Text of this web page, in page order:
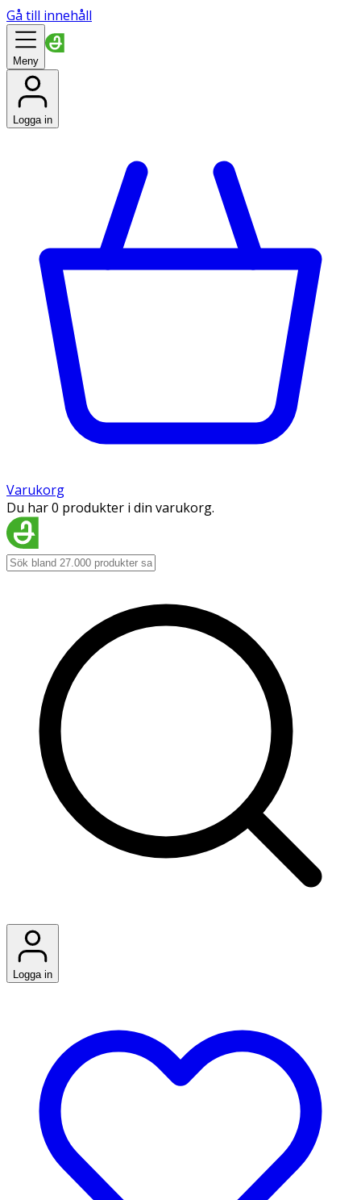
Gå till innehåll
Meny
Logga in
Varukorg
Du har 0 produkter i din varukorg.
Logga in